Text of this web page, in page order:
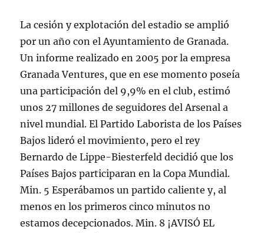
La cesión y explotación del estadio se amplió
por un año con el Ayuntamiento de Granada.
Un informe realizado en 2005 por la empresa
Granada Ventures, que en ese momento poseía
una participación del 9,9% en el club, estimó
unos 27 millones de seguidores del Arsenal a
nivel mundial. El Partido Laborista de los Países
Bajos lideró el movimiento, pero el rey
Bernardo de Lippe-Biesterfeld decidió que los
Países Bajos participaran en la Copa Mundial.
Min. 5 Esperábamos un partido caliente y, al
menos en los primeros cinco minutos no
estamos decepcionados. Min. 8 ¡AVISÓ EL